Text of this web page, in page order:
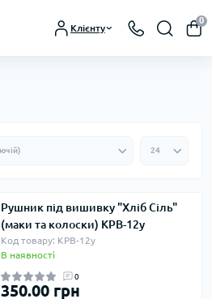
Клієнту
0
Рушник під вишивку "Хліб Сіль"
(маки та колоски) КРВ-12у
Код товару: КРВ-12у
В наявності
0
350.00 грн